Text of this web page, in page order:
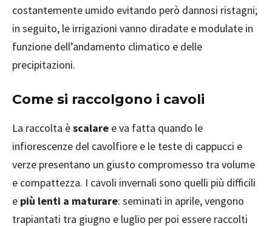
costantemente umido evitando però dannosi ristagni;
in seguito, le irrigazioni vanno diradate e modulate in
funzione dell’andamento climatico e delle
precipitazioni.
Come si raccolgono i cavoli
La raccolta èscalare e va fatta quando le
infiorescenze del cavolfiore e le teste di cappucci e
verze presentano un giusto compromesso tra volume
e compattezza. I cavoli invernali sono quelli più difficili
e più lenti a maturare: seminati in aprile, vengono
trapiantati tra giugno e luglio per poi essere raccolti